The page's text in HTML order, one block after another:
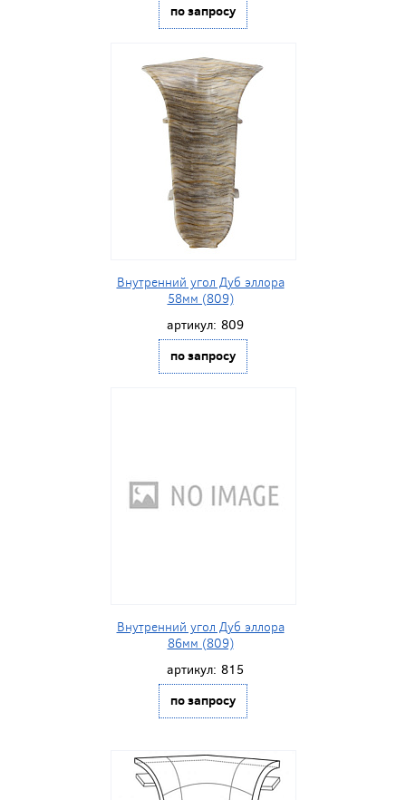
по запросу
Внутренний угол Дуб эллора
58мм (809)
артикул: 809
по запросу
Внутренний угол Дуб эллора
86мм (809)
артикул: 815
по запросу